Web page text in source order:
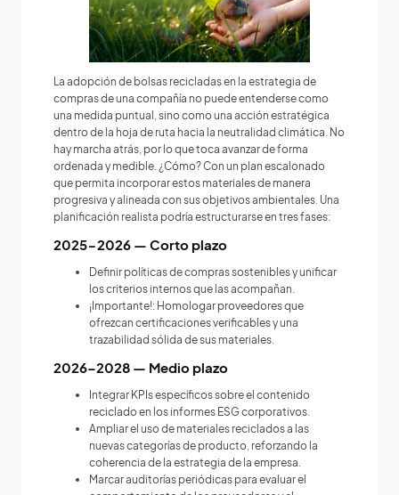
La adopción de bolsas recicladas en la estrategia de
compras de una compañía no puede entenderse como
una medida puntual, sino como una acción estratégica
dentro de la hoja de ruta hacia la neutralidad climática. No
hay marcha atrás, por lo que toca avanzar de forma
ordenada y medible. ¿Cómo? Con un plan escalonado
que permita incorporar estos materiales de manera
progresiva y alineada con sus objetivos ambientales. Una
planificación realista podría estructurarse en tres fases:
2025-2026 — Corto plazo
Definir políticas de compras sostenibles y unificar
los criterios internos que las acompañan.
¡Importante!: Homologar proveedores que
ofrezcan certificaciones verificables y una
trazabilidad sólida de sus materiales.
2026–2028 — Medio plazo
Integrar KPIs específicos sobre el contenido
reciclado en los informes ESG corporativos.
Ampliar el uso de materiales reciclados a las
nuevas categorías de producto, reforzando la
coherencia de la estrategia de la empresa.
Marcar auditorías periódicas para evaluar el